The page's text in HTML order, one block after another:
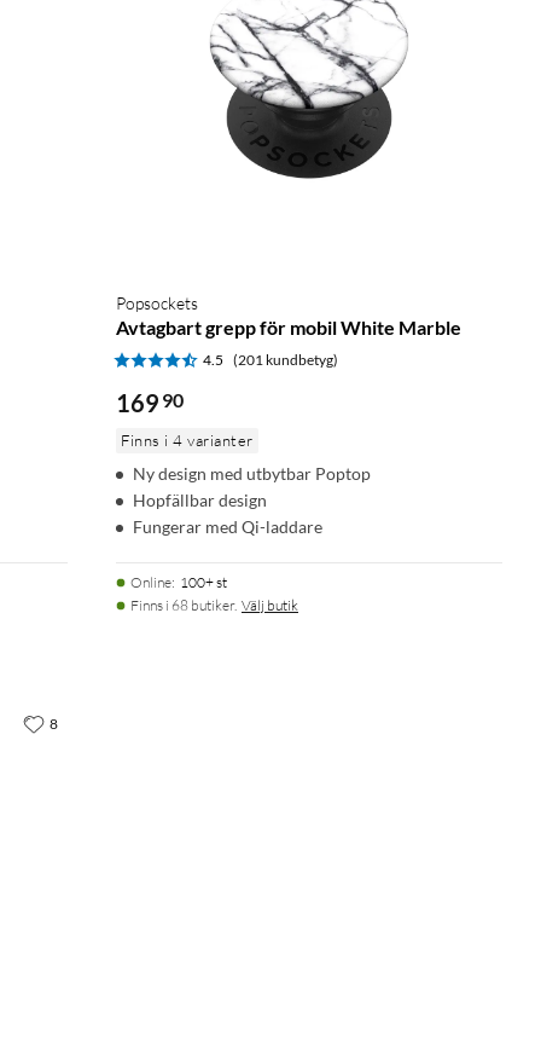
Popsockets
Avtagbart grepp för mobil White Marble
4.5 (201 kundbetyg)
169 90
Finns i 4 varianter
Ny design med utbytbar Poptop
Hopfällbar design
Fungerar med Qi-laddare
Online: 100+ st
Finns i 68 butiker. Välj butik
8